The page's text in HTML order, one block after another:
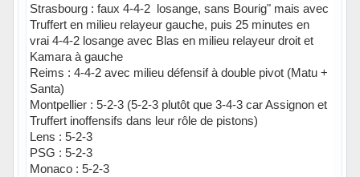
Strasbourg : faux 4-4-2 losange, sans Bourig" mais avec
Truffert en milieu relayeur gauche, puis 25 minutes en
vrai 4-4-2 losange avec Blas en milieu relayeur droit et
Kamara à gauche
Reims : 4-4-2 avec milieu défensif à double pivot (Matu +
Santa)
Montpellier : 5-2-3 (5-2-3 plutôt que 3-4-3 car Assignon et
Truffert inoffensifs dans leur rôle de pistons)
Lens : 5-2-3
PSG : 5-2-3
Monaco : 5-2-3